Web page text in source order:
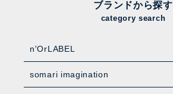
ブランドから探す
category search
n'OrLABEL
somari imagination